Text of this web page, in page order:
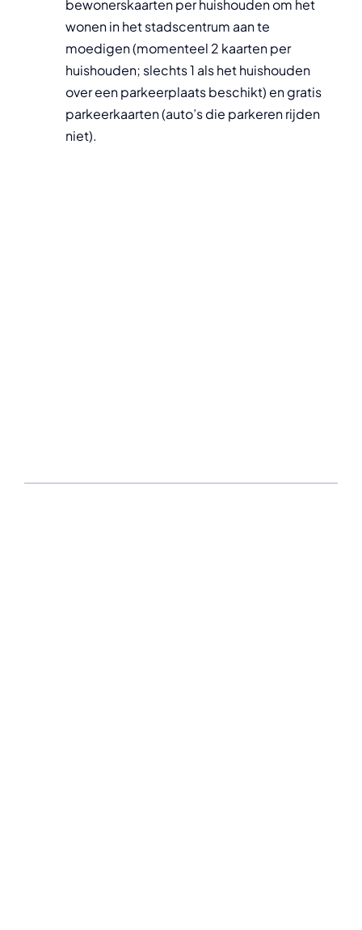
bewonerskaarten per huishouden om het
wonen in het stadscentrum aan te
moedigen (momenteel 2 kaarten per
huishouden; slechts 1 als het huishouden
over een parkeerplaats beschikt) en gratis
parkeerkaarten (auto’s die parkeren rijden
niet).